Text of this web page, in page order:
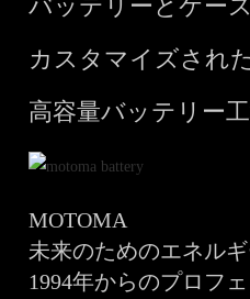
バッテリーとケース
カスタマイズされ
高容量バッテリー
MOTOMA
未来のためのエネルギ
1994年からのプロフ